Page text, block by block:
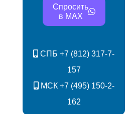
Спросить
в MAX
СПБ +7 (812) 317-7-
157
МСК +7 (495) 150-2-
162